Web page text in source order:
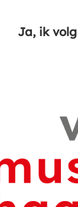
Ja, ik